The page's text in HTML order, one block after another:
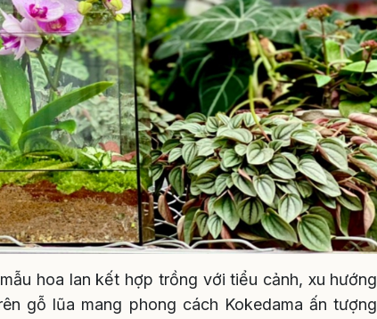
hoa lan kết hợp trồng với tiểu cảnh, xu hướng
gỗ lũa mang phong cách Kokedama ấn tượng